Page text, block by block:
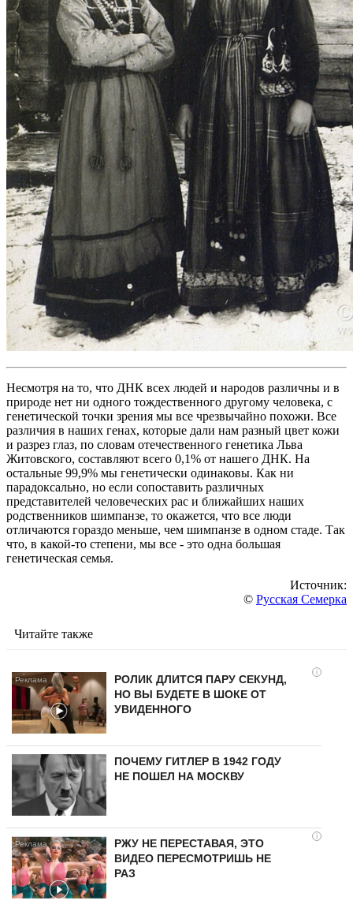
Несмотря на то, что ДНК всех людей и народов различны и в
природе нет ни одного тождественного другому человека, с
генетической точки зрения мы все чрезвычайно похожи. Все
различия в наших генах, которые дали нам разный цвет кожи
и разрез глаз, по словам отечественного генетика Льва
Житовского, составляют всего 0,1% от нашего ДНК. На
остальные 99,9% мы генетически одинаковы. Как ни
парадоксально, но если сопоставить различных
представителей человеческих рас и ближайших наших
родственников шимпанзе, то окажется, что все люди
отличаются гораздо меньше, чем шимпанзе в одном стаде. Так
что, в какой-то степени, мы все - это одна большая
генетическая семья.
Источник:
© Русская Семерка
Читайте также
i
РОЛИК ДЛИТСЯ ПАРУ СЕКУНД,
НО ВЫ БУДЕТЕ В ШОКЕ ОТ
УВИДЕННОГО
ПОЧЕМУ ГИТЛЕР В 1942 ГОДУ
НЕ ПОШЕЛ НА МОСКВУ
i
РЖУ НЕ ПЕРЕСТАВАЯ, ЭТО
ВИДЕО ПЕРЕСМОТРИШЬ НЕ
РАЗ